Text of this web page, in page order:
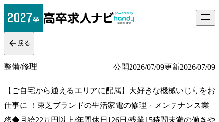
戻る
整備/修理 公開2026/07/09更新2026/07/09
【ご自宅から通えるエリアに配属】大好きな機械いじりをお
仕事に ！東芝ブランドの生活家電の修理・メンテナンス業
務◆月給22万円以上/年間休日126日/残業15時間未満の働きや